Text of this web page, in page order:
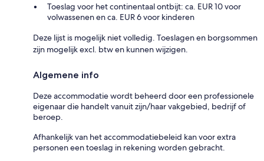
Toeslag voor het continentaal ontbijt: ca. EUR 10 voor
volwassenen en ca. EUR 6 voor kinderen
Deze lijst is mogelijk niet volledig. Toeslagen en borgsommen
zijn mogelijk excl. btw en kunnen wijzigen.
Algemene info
Deze accommodatie wordt beheerd door een professionele
eigenaar die handelt vanuit zijn/haar vakgebied, bedrijf of
beroep.
Afhankelijk van het accommodatiebeleid kan voor extra
personen een toeslag in rekening worden gebracht.